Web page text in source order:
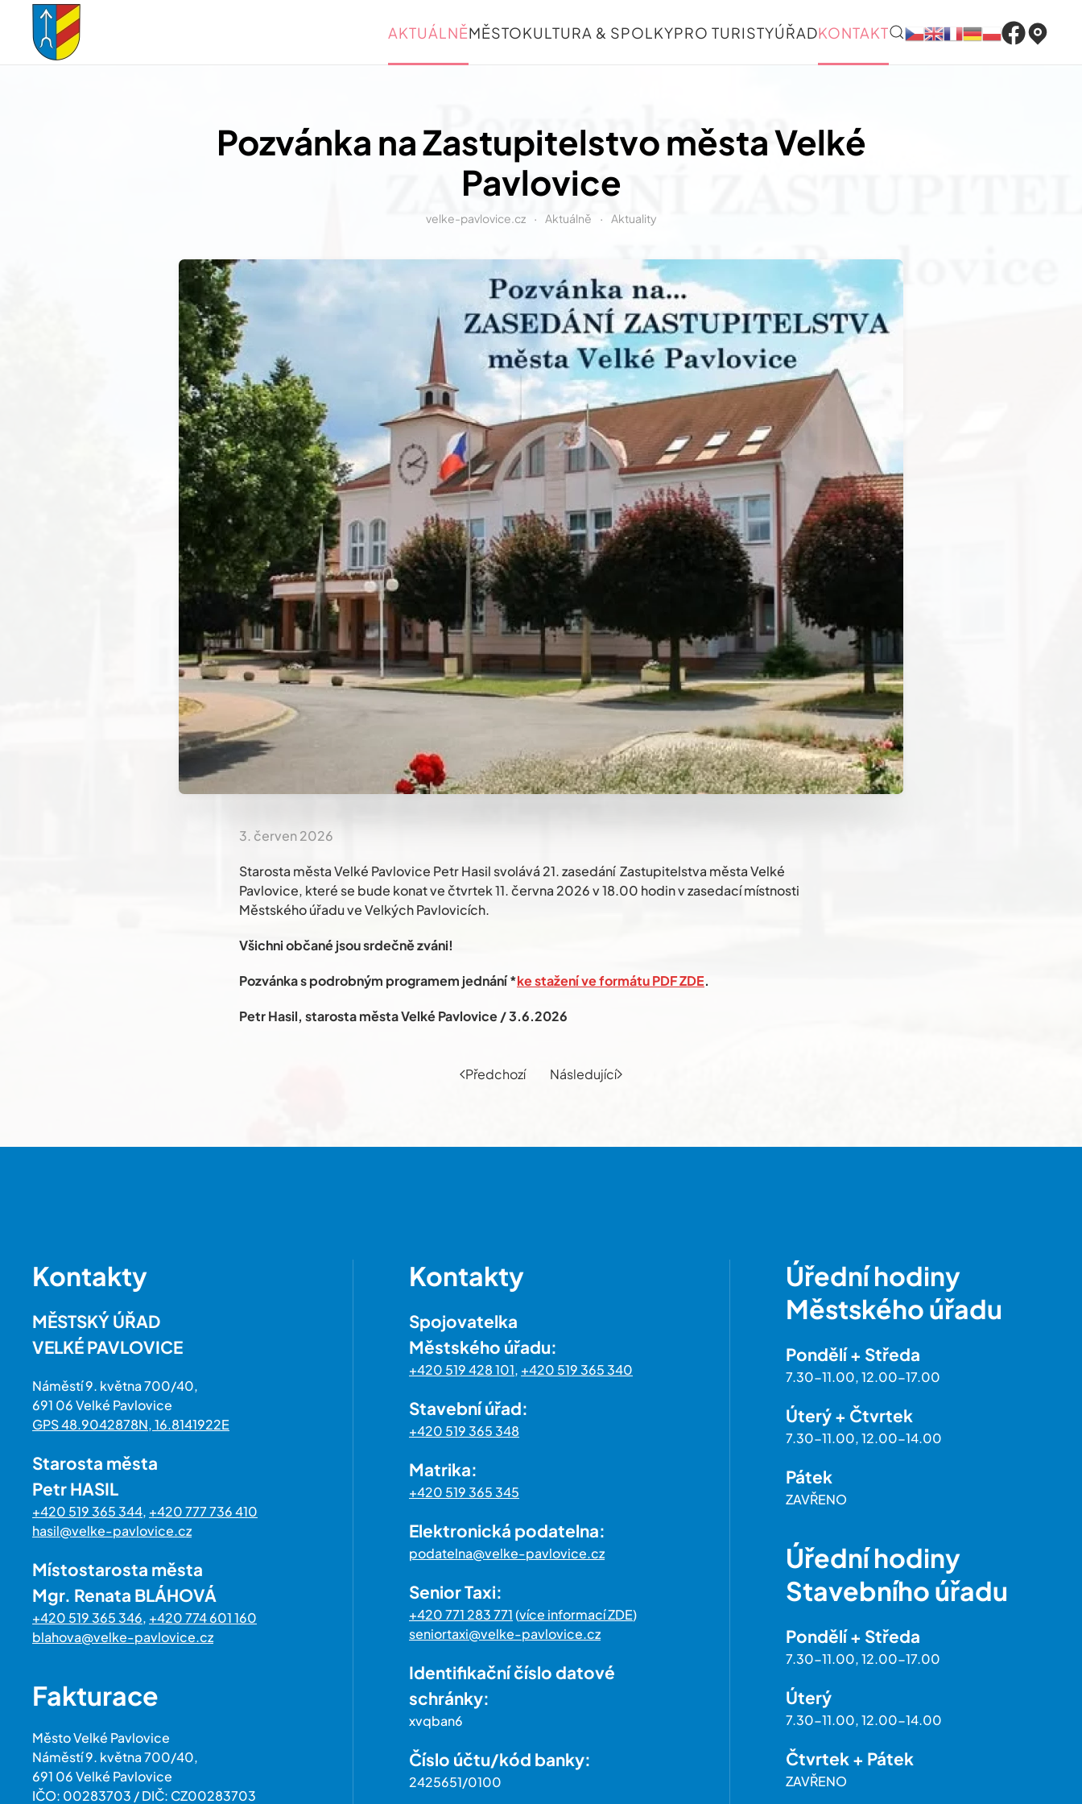
Přejít na hlavní obsah
AKTUÁLNĚMĚSTOKULTURA & SPOLKYPRO TURISTYÚŘADKONTAKT
Pozvánka na Zastupitelstvo města Velké
Pavlovice
velke-pavlovice.cz Aktuálně Aktuality
3. červen 2026
Starosta města Velké Pavlovice Petr Hasil svolává 21. zasedání Zastupitelstva města Velké
Pavlovice, které se bude konat ve čtvrtek 11. června 2026 v 18.00 hodin v zasedací místnosti
Městského úřadu ve Velkých Pavlovicích.
Všichni občané jsou srdečně zváni!
Pozvánka s podrobným programem jednání *ke stažení ve formátu PDF ZDE.
Petr Hasil, starosta města Velké Pavlovice / 3.6.2026
Předchozí Následující
Kontakty
MĚSTSKÝ ÚŘAD
VELKÉ PAVLOVICE
Náměstí 9. května 700/40,
691 06 Velké Pavlovice
GPS 48.9042878N, 16.8141922E
Starosta města
Petr HASIL
+420 519 365 344, +420 777 736 410
hasil@velke-pavlovice.cz
Místostarosta města
Mgr. Renata BLÁHOVÁ
+420 519 365 346, +420 774 601 160
blahova@velke-pavlovice.cz
Fakturace
Město Velké Pavlovice
Náměstí 9. května 700/40,
691 06 Velké Pavlovice
IČO: 00283703 / DIČ: CZ00283703
Kontakty
Spojovatelka
Městského úřadu:
+420 519 428 101, +420 519 365 340
Stavební úřad:
+420 519 365 348
Matrika:
+420 519 365 345
Elektronická podatelna:
podatelna@velke-pavlovice.cz
Senior Taxi:
+420 771 283 771(více informací ZDE)
seniortaxi@velke-pavlovice.cz
Identifikační číslo datové
schránky:
xvqban6
Číslo účtu/kód banky:
2425651/0100
Úřední hodiny
Městského úřadu
Pondělí + Středa
7.30-11.00, 12.00-17.00
Úterý + Čtvrtek
7.30-11.00, 12.00-14.00
Pátek
ZAVŘENO
Úřední hodiny
Stavebního úřadu
Pondělí + Středa
7.30-11.00, 12.00-17.00
Úterý
7.30-11.00, 12.00-14.00
Čtvrtek + Pátek
ZAVŘENO